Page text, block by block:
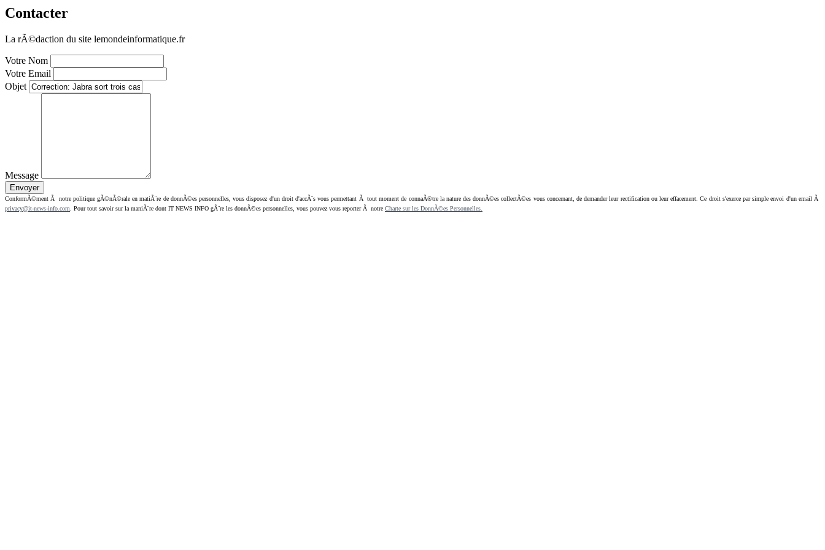
Contacter
La rÃ©daction du site lemondeinformatique.fr
Votre Nom
Votre Email
Objet
Message
ConformÃ©ment Ã notre politique gÃ©nÃ©rale en matiÃ¨re de donnÃ©es personnelles, vous disposez d'un droit d'accÃ¨s vous permettant Ã tout moment de connaÃ®tre la nature des donnÃ©es collectÃ©es vous concernant, de demander leur rectification ou leur effacement. Ce droit s'exerce par simple envoi d'un email Ã
privacy@it-news-info.com . Pour tout savoir sur la maniÃ¨re dont IT NEWS INFO gÃ¨re les donnÃ©es personnelles, vous pouvez vous reporter Ã notre Charte sur les DonnÃ©es Personnelles.